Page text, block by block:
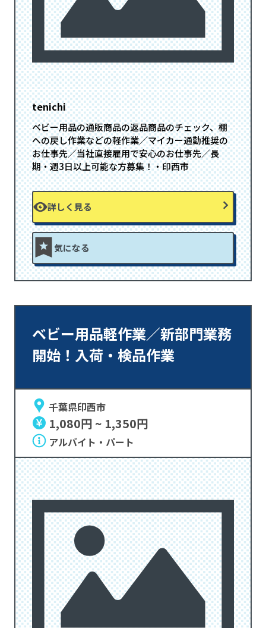
tenichi
ベビー用品の通販商品の返品商品のチェック、棚
への戻し作業などの軽作業／マイカー通勤推奨の
お仕事先／当社直接雇用で安心のお仕事先／長
期・週3日以上可能な方募集！・印西市
詳しく見る
気になる
ベビー用品軽作業／新部門業務
開始！入荷・検品作業
千葉県印西市
1,080円 ~ 1,350円
アルバイト・パート